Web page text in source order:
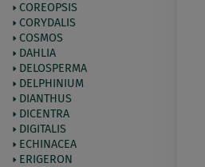
COREOPSIS
CORYDALIS
COSMOS
DAHLIA
DELOSPERMA
DELPHINIUM
DIANTHUS
DICENTRA
DIGITALIS
ECHINACEA
ERIGERON